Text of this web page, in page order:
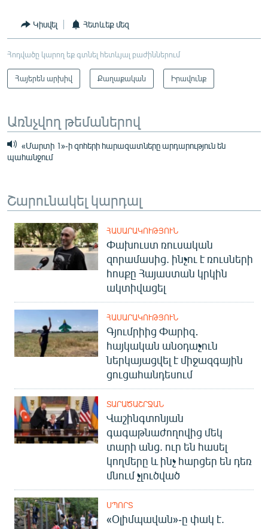
Կիսվել Հետևեք մեզ
Հոդվածը կարող եք գտնել հետևյալ բաժիններում
Հայերեն արխիվ Քաղաքական Իրավունք
Առնչվող թեմաներով
«Մարտի 1»-ի զոհերի հարազատները արդարություն են
պահանջում
Շարունակել կարդալ
ՀԱՍԱՐԱԿՈՒԹՅՈՒՆ
Փախուստ ռուսական
զորամասից. ինչու է ռուսների
հոսքը Հայաստան կրկին
ակտիվացել
ՀԱՍԱՐԱԿՈՒԹՅՈՒՆ
Գյումրիից Փարիզ․
հայկական անօդաչուն
ներկայացվել է միջազգային
ցուցահանդեսում
ՏԱՐԱԾԱՇՐՋԱՆ
Վաշինգտոնյան
գագաթնաժողովից մեկ
տարի անց. ուր են հասել
կողմերը և ինչ հարցեր են դեռ
մնում չլուծված
ՍՊՈՐՏ
«Օլիմպավան»-ը փակ է.